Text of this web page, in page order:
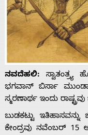
ನವದೆಹಲಿ:
ಭಗವಾನ್ ಬಿರ್ಸಾ
ಸ್ಮರಣಾರ್ಥ ಇಂದು
ಬುಡಕಟ್ಟು ಇತಿಹಾಸವನ್ನು
ಕೇಂದ್ರವು ನವೆಂಬರ್